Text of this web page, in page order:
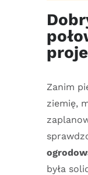
Zanim
ziemię,
była